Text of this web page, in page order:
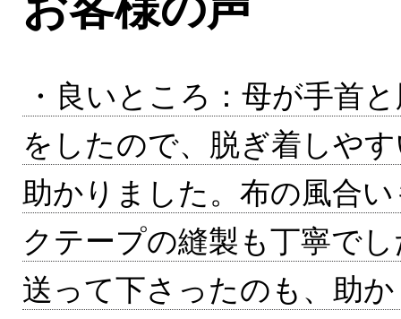
・良いところ：母が手首
をしたので、脱ぎ着しや
助かりました。布の風合
クテープの縫製も丁寧で
送って下さったのも、助